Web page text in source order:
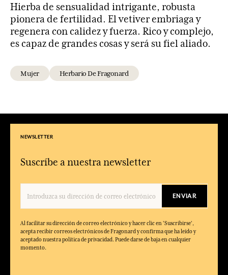
Hierba de sensualidad intrigante, robusta
pionera de fertilidad. El vetiver embriaga y
regenera con calidez y fuerza. Rico y complejo,
es capaz de grandes cosas y será su fiel aliado.
Mujer Herbario De Fragonard
NEWSLETTER
Suscríbe a nuestra newsletter
ENVIAR
Al facilitar su dirección de correo electrónico y hacer clic en 'Suscribirse',
acepta recibir correos electrónicos de Fragonard y confirma que ha leído y
aceptado nuestra política de privacidad. Puede darse de baja en cualquier
momento.